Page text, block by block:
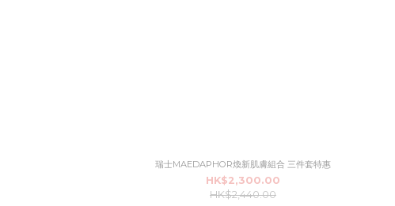
瑞士MAEDAPHOR煥新肌膚組合 三件套特惠
HK$2,300.00
HK$2,440.00